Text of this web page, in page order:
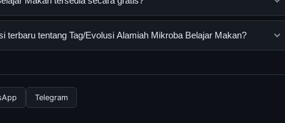
panduan yang tersedia.
Makan dapat diakses secara gratis oleh semua pengguna. Tidak
terbaru tentang Tag/Evolusi Alamiah Mikroba Belajar Makan?
Telegram